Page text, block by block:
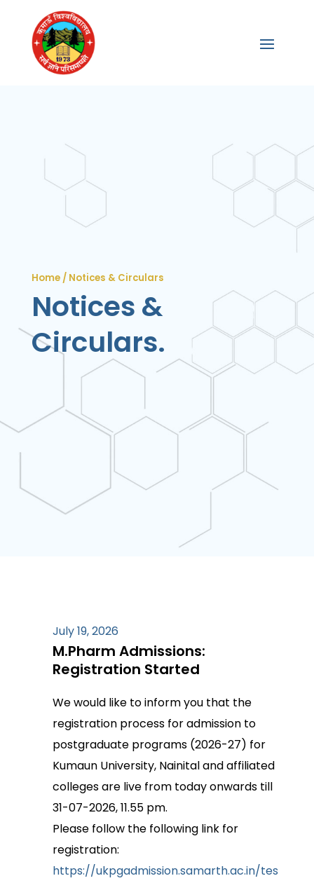
Home / Notices & Circulars
Notices &
Circulars.
July 19, 2026
M.Pharm Admissions:
Registration Started
We would like to inform you that the
registration process for admission to
postgraduate programs (2026-27) for
Kumaun University, Nainital and affiliated
colleges are live from today onwards till
31-07-2026, 11.55 pm.
Please follow the following link for
registration:
https://ukpgadmission.samarth.ac.in/tes